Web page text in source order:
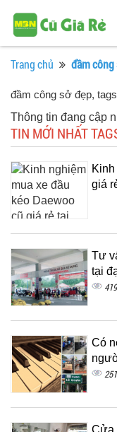
Trang chủ đầm công
đầm công sở đẹp,
Thông tin đang cập
TIN MỚI NHẤT
giá
Tư
tại
Có
Cửa